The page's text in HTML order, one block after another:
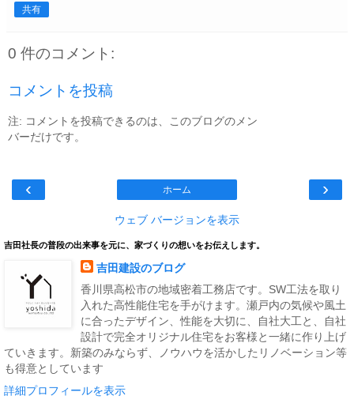
共有
0 件のコメント:
コメントを投稿
注: コメントを投稿できるのは、このブログのメン
バーだけです。
‹ ›
ホーム
ウェブ バージョンを表示
吉田社長の普段の出来事を元に、家づくりの想いをお伝えします。
吉田建設のブログ
香川県高松市の地域密着工務店です。SW工法を取り
入れた高性能住宅を手がけます。瀬戸内の気候や風土
に合ったデザイン、性能を大切に、自社大工と、自社
設計で完全オリジナル住宅をお客様と一緒に作り上げ
ていきます。新築のみならず、ノウハウを活かしたリノベーション等
も得意としています
詳細プロフィールを表示